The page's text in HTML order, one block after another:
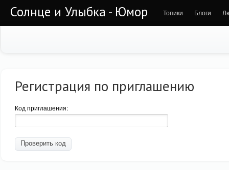
Солнце и Улыбка - Юмор Топики Блоги
Регистрация по приглашению
Код приглашения: